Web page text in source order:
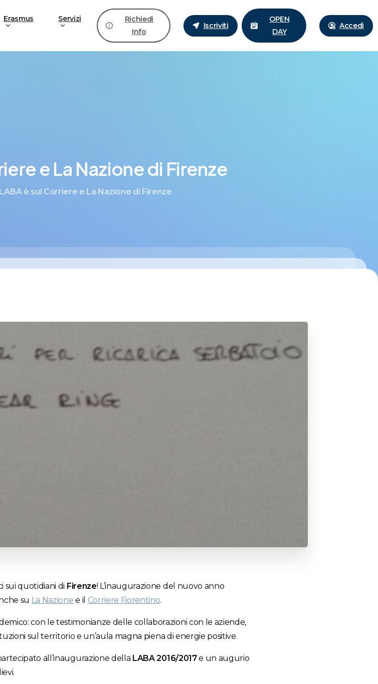
Erasmus Servizi
Richiedi
Info
Iscriviti
OPEN
DAY
Accedi
e La Nazionedi Firenze
è sul Corriere e La Nazione di Firenze
sui quotidiani di Firenze! L’inaugurazione del nuovo anno
su La Nazione e il Corriere Fiorentino.
con le testimonianze delle collaborazioni con le aziende,
sul territorio e un’aula magna piena di energie positive.
all’inaugurazione della LABA 2016/2017e un augurio